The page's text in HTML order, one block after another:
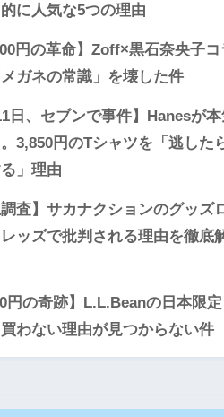
に人気な5つの理由
円の革命】Zoff×黒石奈央子コ
ガネの常識」を壊した件
日、セブンで事件】Hanesが
3,850円のTシャツを「逃した
」理由
調査】サカナクションのグッズ
ッズで批判される理由を徹底
円の奇跡】L.L.Beanの日本限定
わない理由が見つからない件